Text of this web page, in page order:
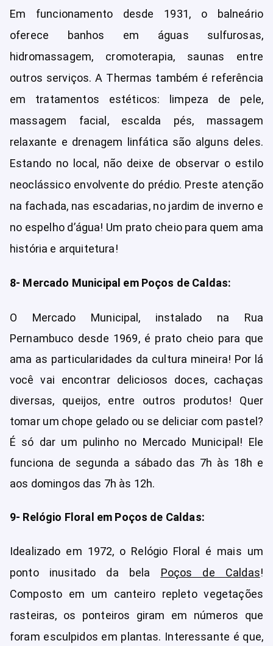
Em funcionamento desde 1931, o balneário
oferece banhos em águas sulfurosas,
hidromassagem, cromoterapia, saunas entre
outros serviços. A Thermas também é referência
em tratamentos estéticos: limpeza de pele,
massagem facial, escalda pés, massagem
relaxante e drenagem linfática são alguns deles.
Estando no local, não deixe de observar o estilo
neoclássico envolvente do prédio. Preste atenção
na fachada, nas escadarias, no jardim de inverno e
no espelho d’água! Um prato cheio para quem ama
história e arquitetura!
8- Mercado Municipal em Poços de Caldas:
O Mercado Municipal, instalado na Rua
Pernambuco desde 1969, é prato cheio para que
ama as particularidades da cultura mineira! Por lá
você vai encontrar deliciosos doces, cachaças
diversas, queijos, entre outros produtos! Quer
tomar um chope gelado ou se deliciar com pastel?
É só dar um pulinho no Mercado Municipal! Ele
funciona de segunda a sábado das 7h às 18h e
aos domingos das 7h às 12h.
9- Relógio Floral em Poços de Caldas:
Idealizado em 1972, o Relógio Floral é mais um
ponto inusitado da bela Poços de Caldas!
Composto em um canteiro repleto vegetações
rasteiras, os ponteiros giram em números que
foram esculpidos em plantas. Interessante é que,